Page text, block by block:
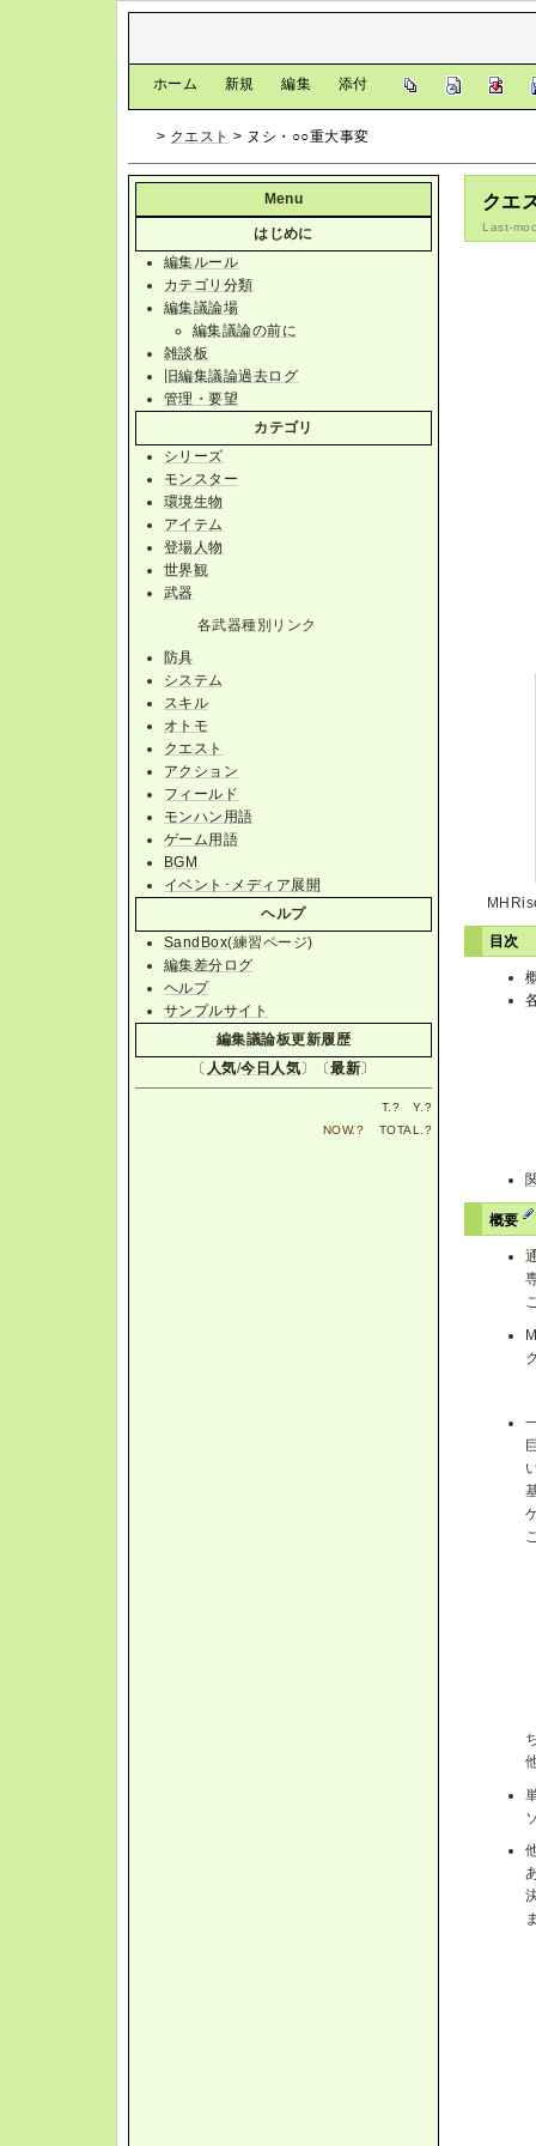
ホーム 新規 編集 添付
> クエスト > ヌシ・○○重大事変
クエ
Last-
目次
概要
Menu
はじめに
編集ルール
カテゴリ分類
編集議論場
編集議論の前に
雑談板
旧編集議論過去ログ
管理・要望
カテゴリ
シリーズ
モンスター
環境生物
アイテム
登場人物
世界観
武器
各武器種別リンク
防具
システム
スキル
オトモ
クエスト
アクション
フィールド
モンハン用語
ゲーム用語
BGM
イベント･メディア展開
ヘルプ
SandBox(練習ページ)
編集差分ログ
ヘルプ
サンプルサイト
編集議論板更新履歴
〔 人気/今日人気〕〔最新〕
T. ? Y. ?
NOW.? TOTAL. ?